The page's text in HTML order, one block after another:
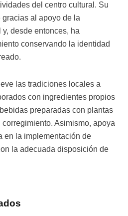
del centro cultural. Su
al apoyo de la
desde entonces, ha
conservando la identidad
las tradiciones locales a
con ingredientes propios
preparadas con plantas
Asimismo, apoya
en la implementación de
la adecuada disposición de